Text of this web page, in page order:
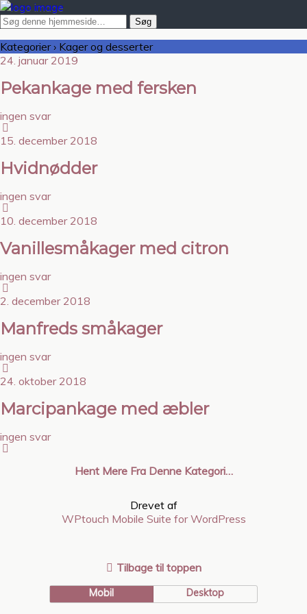
Kategorier › Kager og desserter
24. januar 2019
Pekankage med fersken
ingen svar
15. december 2018
Hvidnødder
ingen svar
10. december 2018
Vanillesmåkager med citron
ingen svar
2. december 2018
Manfreds småkager
ingen svar
24. oktober 2018
Marcipankage med æbler
ingen svar
Hent Mere Fra Denne Kategori…
Drevet af
WPtouch Mobile Suite for WordPress
Tilbage til toppen
Mobil Desktop